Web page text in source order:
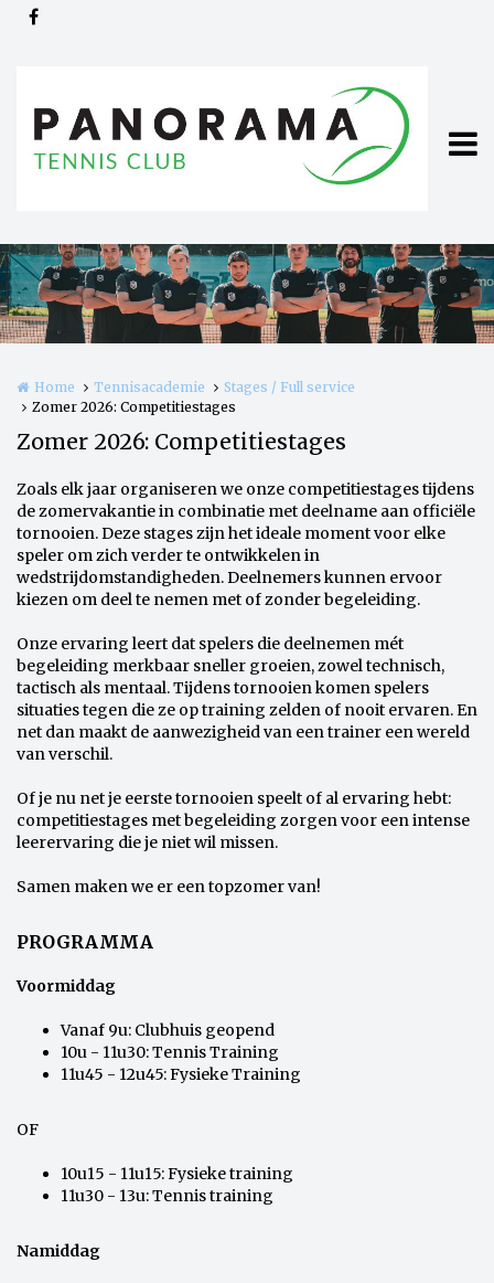
Overslaan en naar de inhoud gaan
Home Tennisacademie
Stages / Full service
Zomer 2026: Competitiestages
Zomer 2026: Competitiestages
Zoals elk jaar organiseren we onze competitiestages tijdens
de zomervakantie in combinatie met deelname aan officiële
tornooien. Deze stages zijn het ideale moment voor elke
speler om zich verder te ontwikkelen in
wedstrijdomstandigheden. Deelnemers kunnen ervoor
kiezen om deel te nemen met of zonder begeleiding.
Onze ervaring leert dat spelers die deelnemen mét
begeleiding merkbaar sneller groeien, zowel technisch,
tactisch als mentaal. Tijdens tornooien komen spelers
situaties tegen die ze op training zelden of nooit ervaren. En
net dan maakt de aanwezigheid van een trainer een wereld
van verschil.
Of je nu net je eerste tornooien speelt of al ervaring hebt:
competitiestages met begeleiding zorgen voor een intense
leerervaring die je niet wil missen.
Samen maken we er een topzomer van!
PROGRAMMA
Voormiddag
Vanaf 9u: Clubhuis geopend
10u - 11u30: Tennis Training
11u45 - 12u45: Fysieke Training
OF
10u15 - 11u15: Fysieke training
11u30 - 13u: Tennis training
Namiddag